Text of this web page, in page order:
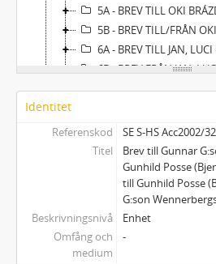
5A - BREV TILL OKI
5B - BREV TILL/FRÅN
6A - BREV TILL JAN, LUCI
6B - BREV FRÅN JAN,
7 - BREV MELLAN
3 - MANUSKRIPT
4 - ÄMNESORDNADE
5 - PRESSKLIPP
6 - VAKANT
Identitet
Referenskod
SE S-HS Acc2002/
Titel
Brev till Gunnar
Gunhild Posse
till Gunhild Posse
G:son
Beskrivningsnivå
Enhet
Omfång och
medium
-